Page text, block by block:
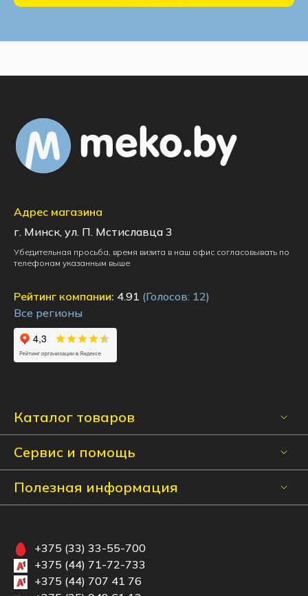
Каталог товаров
Сервис и помощь
Полезная информация
Адрес магазина
г. Минск, ул. П. Мстиславца 3
Убедительная просьба, время визита в наш офис согласовывать по
телефонам указанным выше
Рейтинг компании: 4.91 (Голосов: 12)
Все регионы
+375 (33) 33-55-700
+375 (44) 71-72-733
+375 (44) 707 41 76